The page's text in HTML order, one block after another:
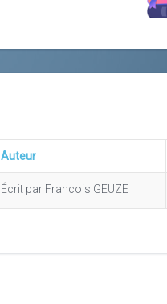
Auteur
Écrit par Francois GEUZE